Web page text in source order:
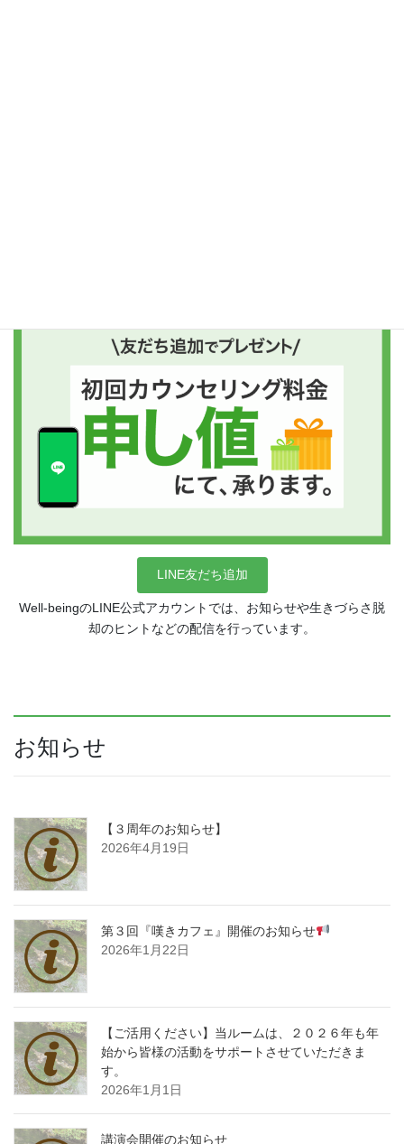
LINE友だち追加
Well-beingのLINE公式アカウントでは、お知らせや生きづらさ脱
却のヒントなどの配信を行っています。
お知らせ
【３周年のお知らせ】
2026年4月19日
第３回『嘆きカフェ』開催のお知らせ
2026年1月22日
【ご活用ください】当ルームは、２０２６年も年
始から皆様の活動をサポートさせていただきま
す。
2026年1月1日
講演会開催のお知らせ